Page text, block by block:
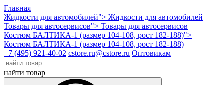
Главная
Жидкости для автомобилей"> Жидкости для автомобилей
Товары для автосервисов"> Товары для автосервисов
Костюм БАЛТИКА-1 (размер 104-108, рост 182-188)">
Костюм БАЛТИКА-1 (размер 104-108, рост 182-188)
+7 (495) 921-40-02 cstore.ru@cstore.ru Оптовикам
найти товар